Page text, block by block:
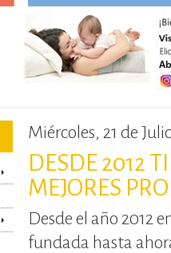
Miércoles, 21 de
DESDE 2012
MEJORES
Desde el año 2012
fundada hasta